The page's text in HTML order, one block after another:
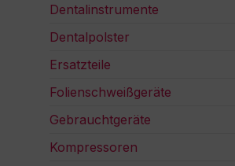
Dentalinstrumente
Dentalpolster
Ersatzteile
Folienschweißgeräte
Gebrauchtgeräte
Kompressoren